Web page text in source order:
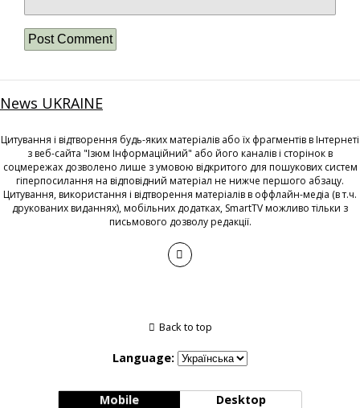
News UKRAINE
Цитування і відтворення будь-яких матеріалів або їх фрагментів в Інтернеті
з веб-сайта "Ізюм Інформаційний" або його каналів і сторінок в
соцмережах дозволено лише з умовою відкритого для пошукових систем
гіперпосилання на відповідний матеріал не нижче першого абзацу.
Цитування, використання і відтворення матеріалів в оффлайн-медіа (в т.ч.
друкованих виданнях), мобільних додатках, SmartTV можливо тільки з
письмового дозволу редакції.
Back to top
Language:
Mobile Desktop